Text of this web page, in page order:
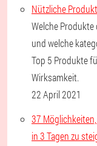
Nützliche
Welche
und welche
Top 5 Produkte
Wirksamkeit.
22 April 2021
37
in 3 Tagen zu